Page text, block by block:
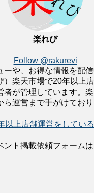
楽れび
Follow @rakurevi
や、お得な情報を配信
）楽天市場で20年以上
者が管理しています。
ら運営まで手がけてお
以上店舗運営をしてい
ント掲載依頼フォームは